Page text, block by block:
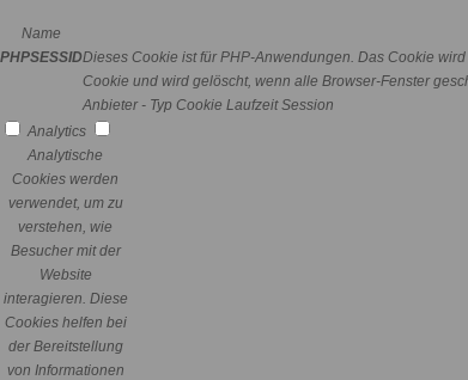
Name
PHPSESSIDDieses Cookie ist für PHP-Anwendungen. Das Cookie
Cookie und wird gelöscht, wenn alle Browser-Fenster
Anbieter - Typ Cookie Laufzeit Session
Analytics
Analytische
Cookies werden
verwendet, um zu
verstehen, wie
Besucher mit der
Website
interagieren. Diese
Cookies helfen bei
der Bereitstellung
von Informationen